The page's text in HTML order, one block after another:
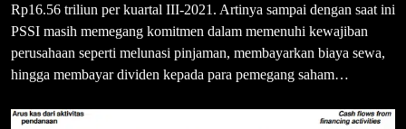
Rp16.56 triliun per kuartal III-2021. Artinya sampai dengan saat ini
PSSI masih memegang komitmen dalam memenuhi kewajiban
perusahaan seperti melunasi pinjaman, membayarkan biaya sewa,
hingga membayar dividen kepada para pemegang saham…